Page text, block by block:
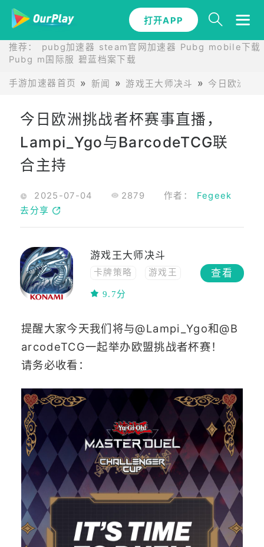
打开APP
推荐： pubg加速器 steam官网加速器 Pubg mobile下载
Pubg m国际服 碧蓝档案下载
手游加速器首页 新闻 游戏王大师决斗 今日欧洲挑
今日欧洲挑战者杯赛事直播，
Lampi_Ygo与BarcodeTCG联
合主持
2025-07-04 2879 作者： Fegeek
去分享
游戏王大师决斗
卡牌策略
游戏王
策略
9.7分
查看
提醒大家今天我们将与@Lampi_Ygo和@B
arcodeTCG一起举办欧盟挑战者杯赛！
请务必收看：